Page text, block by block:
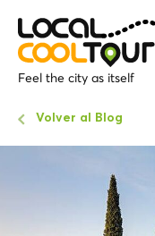
Feel the city as itself
Volver al Blog